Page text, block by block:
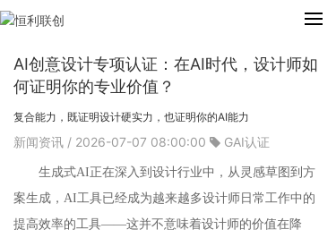
AI创意设计专项认证：在AI时代，设计师如
何证明你的专业价值？
复合能力，既证明设计硬实力，也证明你的AI能力
新闻资讯 / 2026-07-07 08:00:00 GAI认证
生成式AI正在深入 到 设计行业中 ， 从灵感草图到方
案生成，AI工具已经成为越来越多设计师日常工作中 的
提高效率的工具——这并不意味着设计师的价值在降